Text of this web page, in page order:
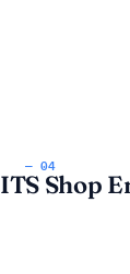
— 04
Shop